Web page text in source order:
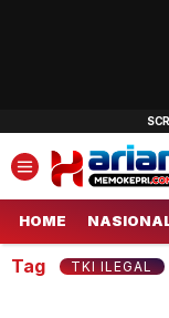
Informasi
HOME
Tag TKI ILEGAL